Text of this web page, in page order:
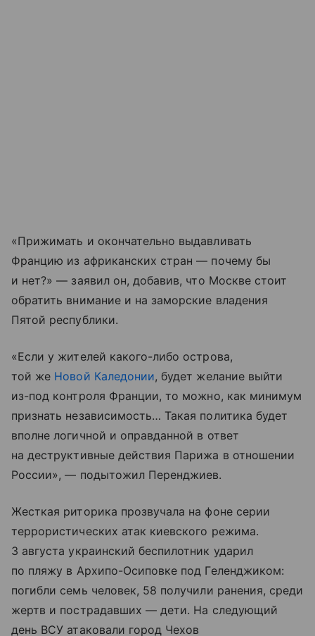
«Прижимать и окончательно выдавливать
Францию из африканских стран — почему бы
и нет?» — заявил он, добавив, что Москве стоит
обратить внимание и на заморские владения
Пятой республики.
«Если у жителей какого-либо острова,
той же Новой Каледонии, будет желание выйти
из-под контроля Франции, то можно, как минимум
признать независимость… Такая политика будет
вполне логичной и оправданной в ответ
на деструктивные действия Парижа в отношении
России», — подытожил Перенджиев.
Жесткая риторика прозвучала на фоне серии
террористических атак киевского режима.
3 августа украинский беспилотник ударил
по пляжу в Архипо-Осиповке под Геленджиком:
погибли семь человек, 58 получили ранения, среди
жертв и пострадавших — дети. На следующий
день ВСУ атаковали город Чехов